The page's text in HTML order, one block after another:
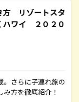
方 リゾートスタ
ワイ ２０２０
。さらに子連れ旅の
方を徹底紹介！